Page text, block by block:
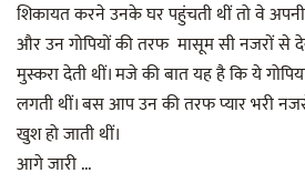
शिकायत करने उनके घर पहुंचती थीं तो वे
और उन गोपियों की तरफ मासूम सी नजरों
मुस्करा देती थीं। मजे की बात यह है कि ये
लगती थीं। बस आप उन की तरफ प्यार भरी
खुश हो जाती थीं।
आगे जारी ...